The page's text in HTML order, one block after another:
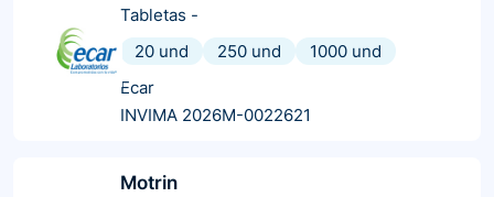
Tabletas -
20 und
250 und
1000 und
Ecar
INVIMA 2026M-0022621
Motrin